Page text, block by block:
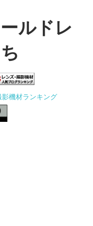
ルドレ
機材ランキング